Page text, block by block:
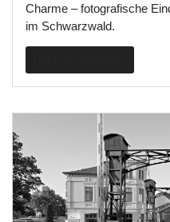
Charme – fotografische
im Schwarzwald.